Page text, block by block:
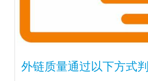
外链质量通过以下方式